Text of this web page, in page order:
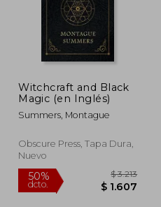
50%
dcto.
Witchcraft and Black
Magic (en Inglés)
Summers, Montague
Obscure Press, Tapa Dura,
Nuevo